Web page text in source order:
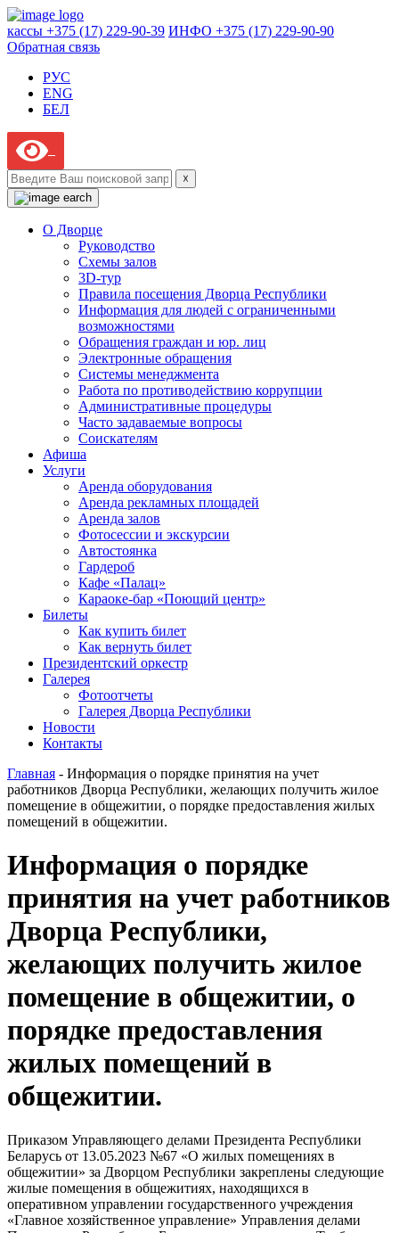
кассы +375 (17) 229-90-39 ИНФО +375 (17) 229-90-90
Обратная связь
РУС
ENG
БЕЛ
☓
О Дворце
Руководство
Схемы залов
3D-тур
Правила посещения Дворца Республики
Информация для людей с ограниченными
возможностями
Обращения граждан и юр. лиц
Электронные обращения
Системы менеджмента
Работа по противодействию коррупции
Административные процедуры
Часто задаваемые вопросы
Соискателям
Афиша
Услуги
Аренда оборудования
Аренда рекламных площадей
Аренда залов
Фотосессии и экскурсии
Автостоянка
Гардероб
Кафе «Палац»
Караоке-бар «Поющий центр»
Билеты
Как купить билет
Как вернуть билет
Президентский оркестр
Галерея
Фотоотчеты
Галерея Дворца Республики
Новости
Контакты
Главная - Информация о порядке принятия на учет
работников Дворца Республики, желающих получить жилое
помещение в общежитии, о порядке предоставления жилых
помещений в общежитии.
Информация о порядке
принятия на учет работников
Дворца Республики,
желающих получить жилое
помещение в общежитии, о
порядке предоставления
жилых помещений в
общежитии.
Приказом Управляющего делами Президента Республики
Беларусь от 13.05.2023 №67 «О жилых помещениях в
общежитии» за Дворцом Республики закреплены следующие
жилые помещения в общежитиях, находящихся в
оперативном управлении государственного учреждения
«Главное хозяйственное управление» Управления делами